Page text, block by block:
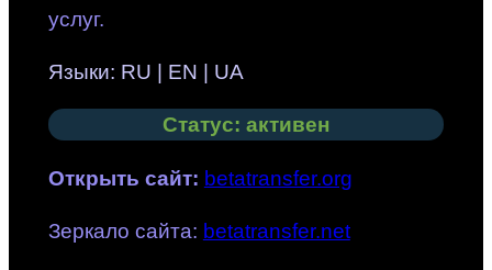
услуг.
Языки: RU | EN | UA
Статус: активен
Открыть сайт: betatransfer.org
Зеркало сайта: betatransfer.net